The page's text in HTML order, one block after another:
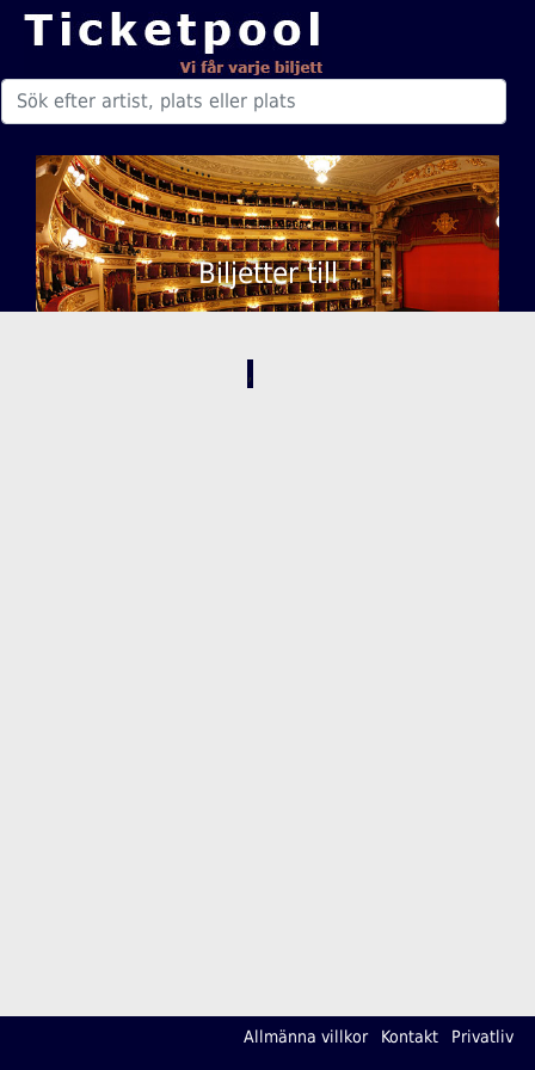
Biljetter till
,
Allmänna villkor Kontakt Privatliv